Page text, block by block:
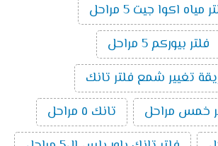
مياه اكوا جيت 5 مراحل
فلتر بيوركم 5 مراحل
تغيير شمع فلتر تانك
خمس مراحل
تانك ٥ مراحل